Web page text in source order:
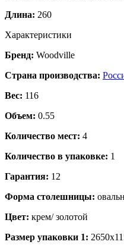
Длина: 260
Характеристики
Бренд: Woodville
Страна производства:
Вес: 116
Объем: 0.55
Количество мест: 4
Количество в упаковке: 1
Гарантия: 12
Форма столешницы:
Цвет: крем/ золотой
Размер упаковки 1: